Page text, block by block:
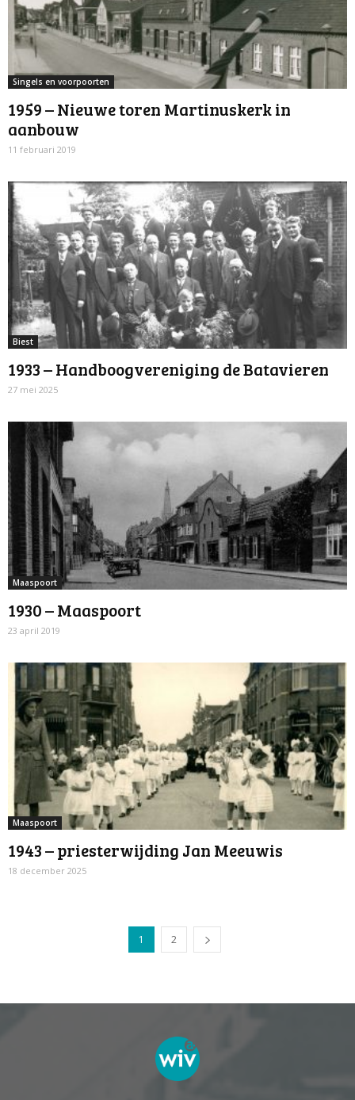
Singels en voorpoorten
1959 – Nieuwe toren Martinuskerk in
aanbouw
11 februari 2019
Biest
1933 – Handboogvereniging de Batavieren
27 mei 2025
Maaspoort
1930 – Maaspoort
23 april 2019
Maaspoort
1943 – priesterwijding Jan Meeuwis
18 december 2025
1 2